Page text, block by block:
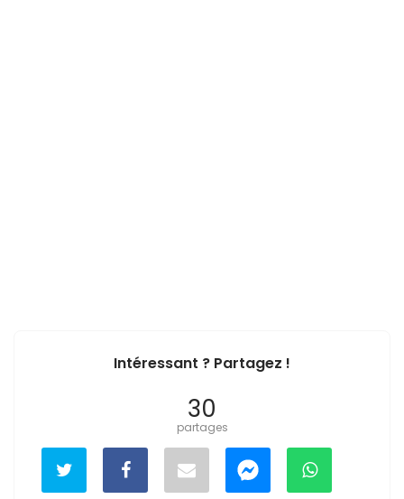
Intéressant ? Partagez !
30
partages